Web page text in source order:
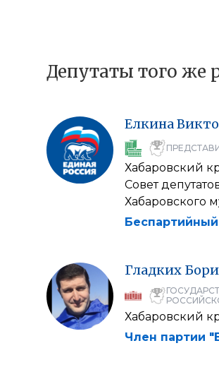
Депутаты того же
Елкина
Хабаровский
Совет
Хабаровского
Беспартийный
Гладких
Хабаровский
Член партии